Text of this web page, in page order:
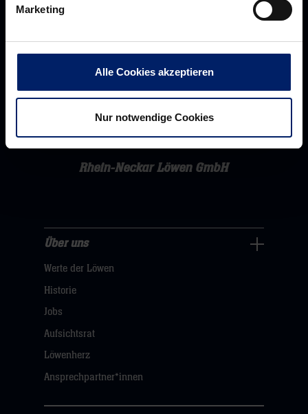
Marketing
Alle Cookies akzeptieren
Nur notwendige Cookies
Rhein-Neckar Löwen GmbH
uns
Navigation
öffnen,
hier
Über uns
Werte der Löwen
Historie
Jobs
Aufsichtsrat
Löwenherz
Ansprechpartner*innen